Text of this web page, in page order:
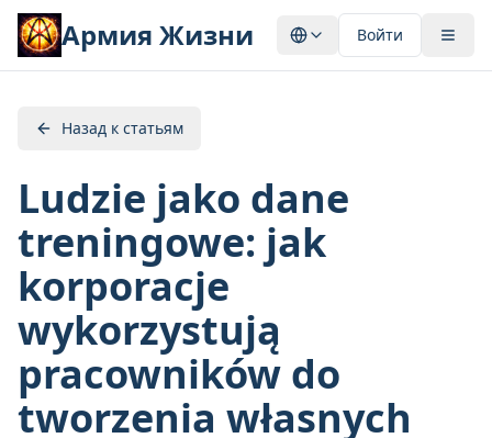
Армия Жизни Войти
Назад к статьям
Ludzie jako dane
treningowe: jak
korporacje
wykorzystują
pracowników do
tworzenia własnych